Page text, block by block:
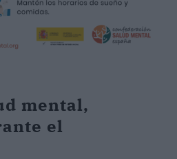
mental,
el